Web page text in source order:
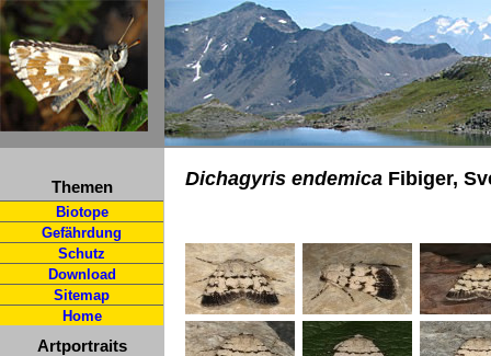
Themen
Biotope
Gefährdung
Schutz
Download
Sitemap
Home
Artportraits
Dichagyris endemica Fibiger,